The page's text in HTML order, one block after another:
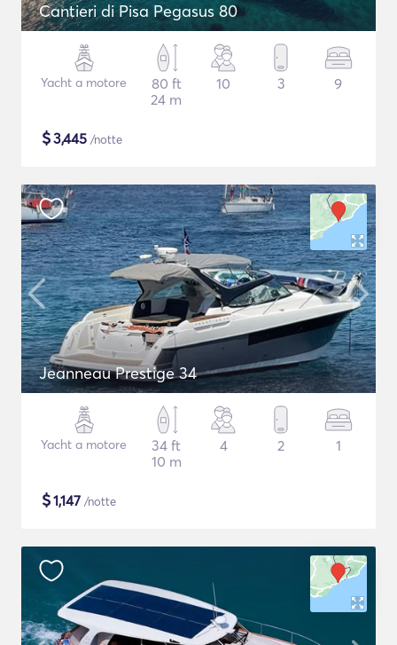
Cantieri di Pisa Pegasus 80
Yacht a motore
80 ft
24 m
10 3 9
$3,445 /notte
Jeanneau Prestige 34
Yacht a motore
34 ft
10 m
4 2 1
$1,147 /notte